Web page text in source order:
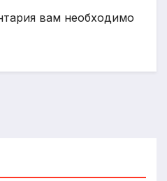
вам необходимо